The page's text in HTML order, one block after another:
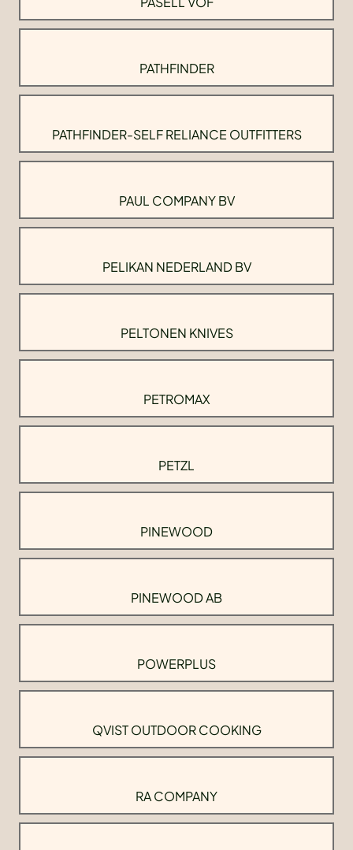
PATHFINDER
PATHFINDER-SELF RELIANCE OUTFITTERS
PAUL COMPANY BV
PELIKAN NEDERLAND BV
PELTONEN KNIVES
PETROMAX
PETZL
PINEWOOD
PINEWOOD AB
POWERPLUS
QVIST OUTDOOR COOKING
RA COMPANY